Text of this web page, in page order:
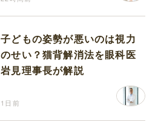
子どもの姿勢が悪いのは視力
のせい？猫背解消法を眼科医
岩見理事長が解説
1日前